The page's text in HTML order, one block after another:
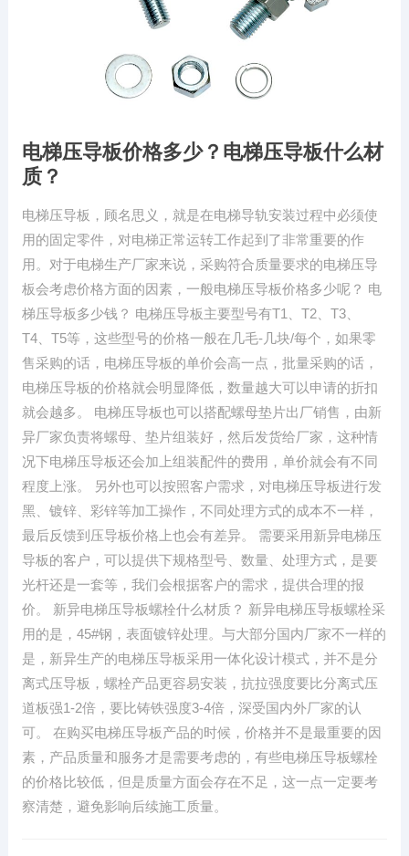
电梯压导板价格多少？电梯压导板什么材
质？
电梯压导板，顾名思义，就是在电梯导轨安装过程中必须使
用的固定零件，对电梯正常运转工作起到了非常重要的作
用。对于电梯生产厂家来说，采购符合质量要求的电梯压导
板会考虑价格方面的因素，一般电梯压导板价格多少呢？ 电
梯压导板多少钱？ 电梯压导板主要型号有T1、T2、T3、
T4、T5等，这些型号的价格一般在几毛-几块/每个，如果零
售采购的话，电梯压导板的单价会高一点，批量采购的话，
电梯压导板的价格就会明显降低，数量越大可以申请的折扣
就会越多。 电梯压导板也可以搭配螺母垫片出厂销售，由新
异厂家负责将螺母、垫片组装好，然后发货给厂家，这种情
况下电梯压导板还会加上组装配件的费用，单价就会有不同
程度上涨。 另外也可以按照客户需求，对电梯压导板进行发
黑、镀锌、彩锌等加工操作，不同处理方式的成本不一样，
最后反馈到压导板价格上也会有差异。 需要采用新异电梯压
导板的客户，可以提供下规格型号、数量、处理方式，是要
光杆还是一套等，我们会根据客户的需求，提供合理的报
价。 新异电梯压导板螺栓什么材质？ 新异电梯压导板螺栓采
用的是，45#钢，表面镀锌处理。与大部分国内厂家不一样的
是，新异生产的电梯压导板采用一体化设计模式，并不是分
离式压导板，螺栓产品更容易安装，抗拉强度要比分离式压
道板强1-2倍，要比铸铁强度3-4倍，深受国内外厂家的认
可。 在购买电梯压导板产品的时候，价格并不是最重要的因
素，产品质量和服务才是需要考虑的，有些电梯压导板螺栓
的价格比较低，但是质量方面会存在不足，这一点一定要考
察清楚，避免影响后续施工质量。